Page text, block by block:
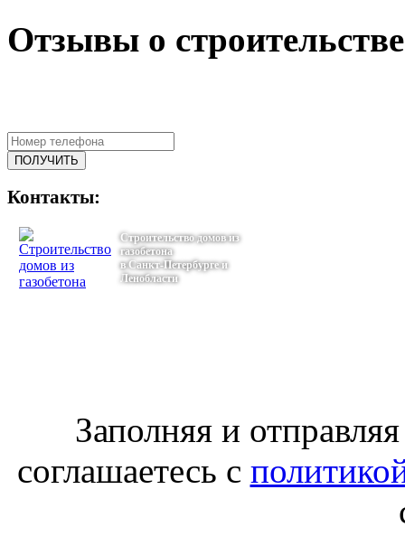
Отзывы о строительстве
Контакты:
Строительство домов из
газобетона
в Санкт-Петербурге и
Ленобласти
Заполняя и
соглашаетесь с